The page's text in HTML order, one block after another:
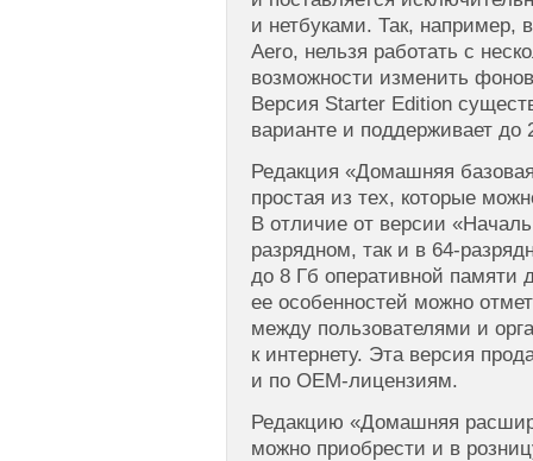
и нетбуками. Так, например,
Aero, нельзя работать с
возможности изменить
Версия Starter Edition
варианте и поддерживает до
Редакция «Домашняя
простая из тех, которые
В отличие от версии
разрядном, так и в 64-
до 8 Гб оперативной памяти
ее особенностей можно
между пользователями и
к интернету. Эта версия
и по OEM-лицензиям.
Редакцию «Домашняя
можно приобрести и в